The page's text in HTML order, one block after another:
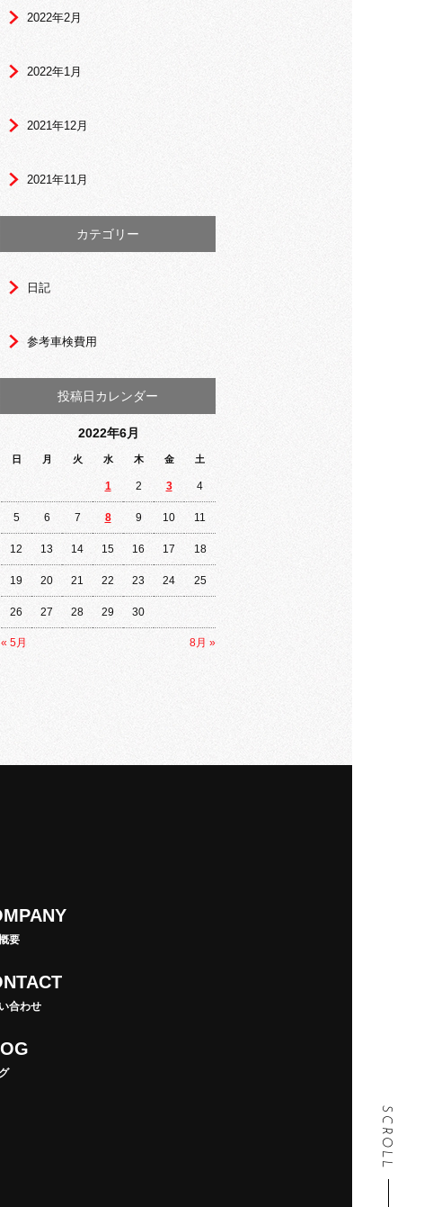
2022年2月
2022年1月
2021年12月
2021年11月
カテゴリー
日記
参考車検費用
投稿日カレンダー
2022年6月
日 月 火 水 木 金 土
« 5月 8月 »
1 2 3 4
5 6 7 8 9 10 11
12 13 14 15 16 17 18
19 20 21 22 23 24 25
26 27 28 29 30
要
合わせ
SCROLL